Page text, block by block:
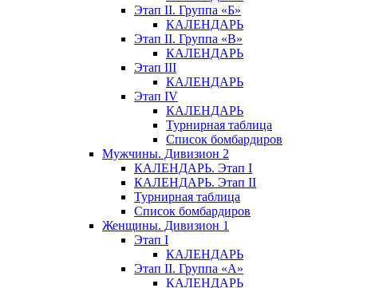
Этап II. Группа «Б»
КАЛЕНДАРЬ
Этап II. Группа «В»
КАЛЕНДАРЬ
Этап III
КАЛЕНДАРЬ
Этап IV
КАЛЕНДАРЬ
Турнирная таблица
Список бомбардиров
Мужчины. Дивизион 2
КАЛЕНДАРЬ. Этап I
КАЛЕНДАРЬ. Этап II
Турнирная таблица
Список бомбардиров
Женщины. Дивизион 1
Этап I
КАЛЕНДАРЬ
Этап II. Группа «А»
КАЛЕНДАРЬ